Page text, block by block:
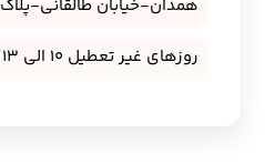
همدان-خیابان طالقانی-پلاک 77 واحد 1
روزهای غیر تعطیل 10 الی 13 و 16الی 19